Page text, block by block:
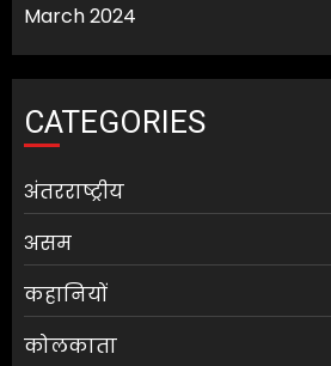
March 2024
CATEGORIES
अंतरराष्ट्रीय
असम
कहानियों
कोलकाता